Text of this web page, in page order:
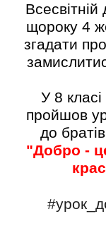
щороку 4
згадати
У 8
пройшов
до
"Добро -